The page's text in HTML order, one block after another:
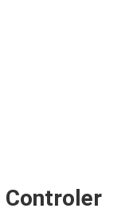
Controler